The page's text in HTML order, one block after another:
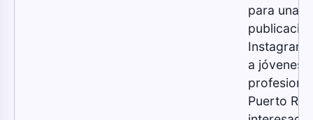
para una
Instagram
a jóvenes
Puerto